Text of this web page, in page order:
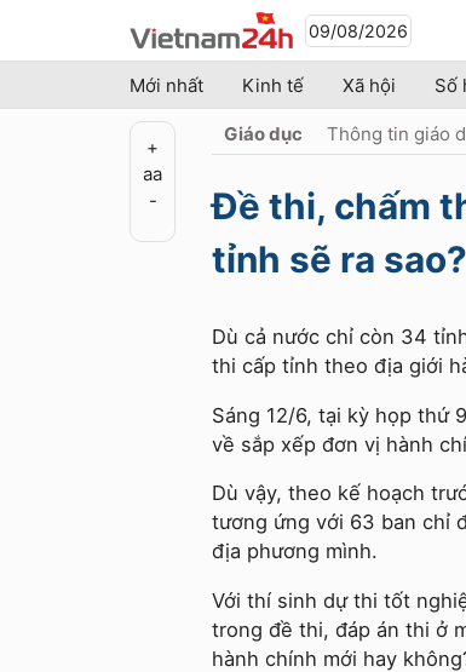
09/08/2026
Mới nhất Kinh tế Xã hội Số
+
aa
-
Giáo dục Thông tin giáo
Đề thi, chấm
tỉnh sẽ ra sao?
Dù cả nước chỉ còn 34
thi cấp tỉnh theo địa giới
Sáng 12/6, tại kỳ họp thứ
về sắp xếp đơn vị hành
Dù vậy, theo kế hoạch
tương ứng với 63 ban chỉ
địa phương mình.
Với thí sinh dự thi tốt
trong đề thi, đáp án thi ở
hành chính mới hay